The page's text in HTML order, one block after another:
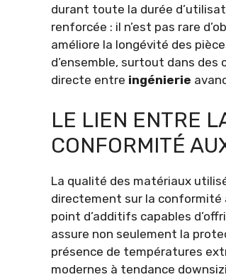
durant toute la durée
renforcée : il n’est pas rare
améliore la longévité des
d’ensemble, surtout dans
directe entre ingénierie
LE LIEN ENTRE
CONFORMITÉ
La qualité des matériaux
directement sur la conformité
point d’additifs capables
assure non seulement la
présence de températures
modernes à tendance